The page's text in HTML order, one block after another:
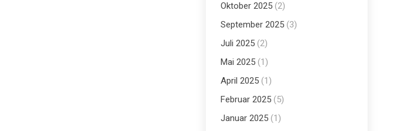
Oktober 2025 (2)
September 2025 (3)
Juli 2025 (2)
Mai 2025 (1)
April 2025 (1)
Februar 2025 (5)
Januar 2025 (1)